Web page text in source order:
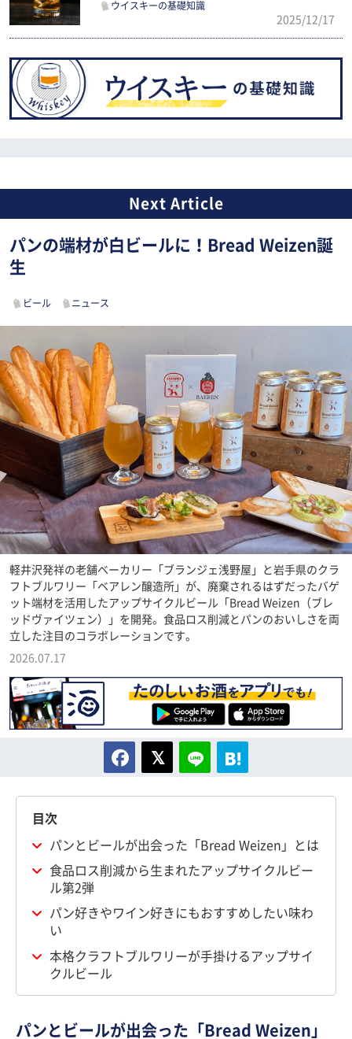
ウイスキーの基礎知識
2025/12/17
パンの端材が白ビールに！Bread Weizen誕
生
ビール ニュース
軽井沢発祥の老舗ベーカリー「ブランジェ浅野屋」と岩手県のクラ
フトブルワリー「ベアレン醸造所」が、廃棄されるはずだったバゲ
ット端材を活用したアップサイクルビール「Bread Weizen（ブレ
ッドヴァイツェン）」を開発。食品ロス削減とパンのおいしさを両
立した注目のコラボレーションです。
2026.07.17
目次
パンとビールが出会った「Bread Weizen」とは
食品ロス削減から生まれたアップサイクルビー
ル第2弾
パン好きやワイン好きにもおすすめしたい味わ
い
本格クラフトブルワリーが手掛けるアップサイ
クルビール
パンとビールが出会った「Bread Weizen」